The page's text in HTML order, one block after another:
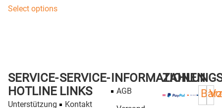
Select options
SERVICE-
HOTLINE
Unterstützung
SERVICE-
LINKS
Kontakt
INFORMATIONEN
AGB